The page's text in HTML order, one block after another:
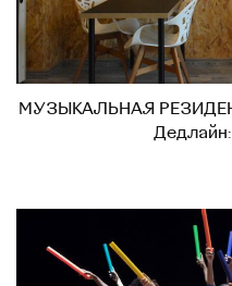
МУЗЫКАЛЬНАЯ
Дедлайн: